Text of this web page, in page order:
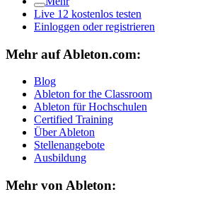
Live 12 kostenlos testen
Einloggen oder registrieren
Mehr auf Ableton.com:
Blog
Ableton for the Classroom
Ableton für Hochschulen
Certified Training
Über Ableton
Stellenangebote
Ausbildung
Mehr von Ableton: